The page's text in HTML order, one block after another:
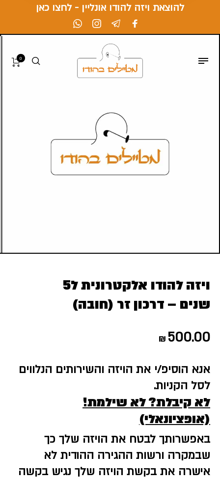
להוצאת ויזה להודו אונליין - לחצו כאן
0
ויזה להודו אלקטרונית ל5
שנים – דרכון זר (חובה)
₪ 500.00
אנא הוסיפ/י את הויזה והשירותים הנלווים
לסל הקניות.
לא קיבלת? לא שילמת!
(אופציונאלי)
באפשרותך לבטח את הויזה שלך כך
שבמקרה ורשות ההגירה ההודית לא
אישרה את בקשת הויזה שלך נגיש בקשה